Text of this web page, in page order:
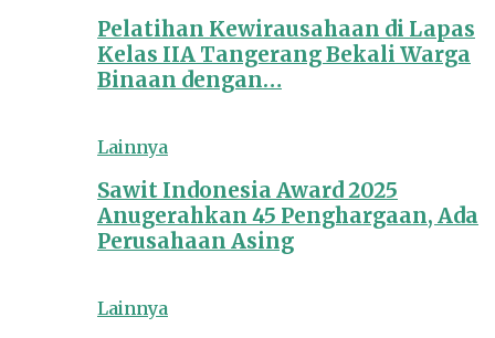
Pelatihan Kewirausahaan di Lapas
Kelas IIA Tangerang Bekali Warga
Binaan dengan…
Lainnya
Sawit Indonesia Award 2025
Anugerahkan 45 Penghargaan, Ada
Perusahaan Asing
Lainnya